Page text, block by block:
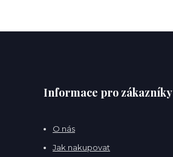
Informace pro zákazníky
O nás
Jak nakupovat